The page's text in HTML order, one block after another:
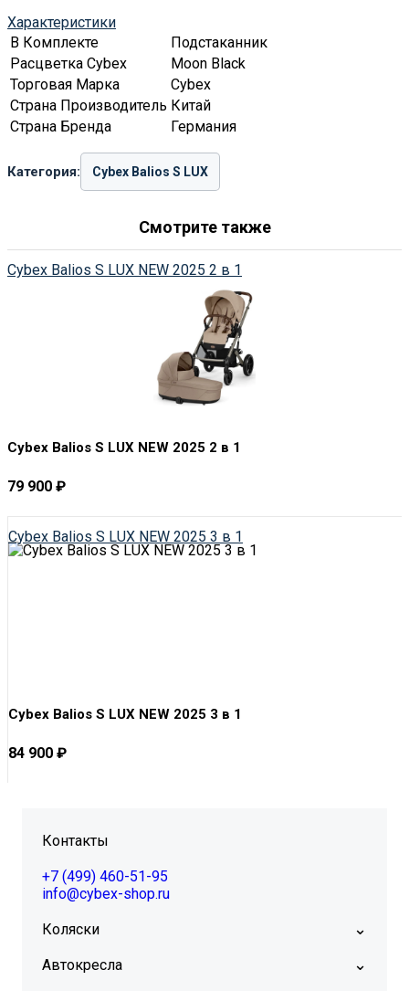
Характеристики
В Комплекте
Подстаканник
Расцветка Cybex
Moon Black
Торговая Марка
Cybex
Страна Производитель Китай
Страна Бренда
Германия
Категория: Cybex Balios S LUX
Смотрите также
Cybex Balios S LUX NEW 2025 2 в 1
Cybex Balios S LUX NEW 2025 2 в 1
79 900 ₽
Cybex Balios S LUX NEW 2025 3 в 1
Cybex Balios S LUX NEW 2025 3 в 1
84 900 ₽
Контакты
+7 (499) 460-51-95
info@cybex-shop.ru
Коляски ⌄
Автокресла
⌄